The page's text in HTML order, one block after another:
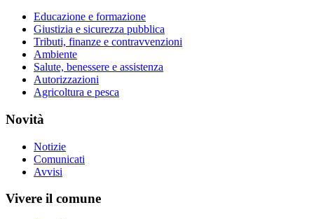
Educazione e formazione
Giustizia e sicurezza pubblica
Tributi, finanze e contravvenzioni
Ambiente
Salute, benessere e assistenza
Autorizzazioni
Agricoltura e pesca
Novità
Notizie
Comunicati
Avvisi
Vivere il comune